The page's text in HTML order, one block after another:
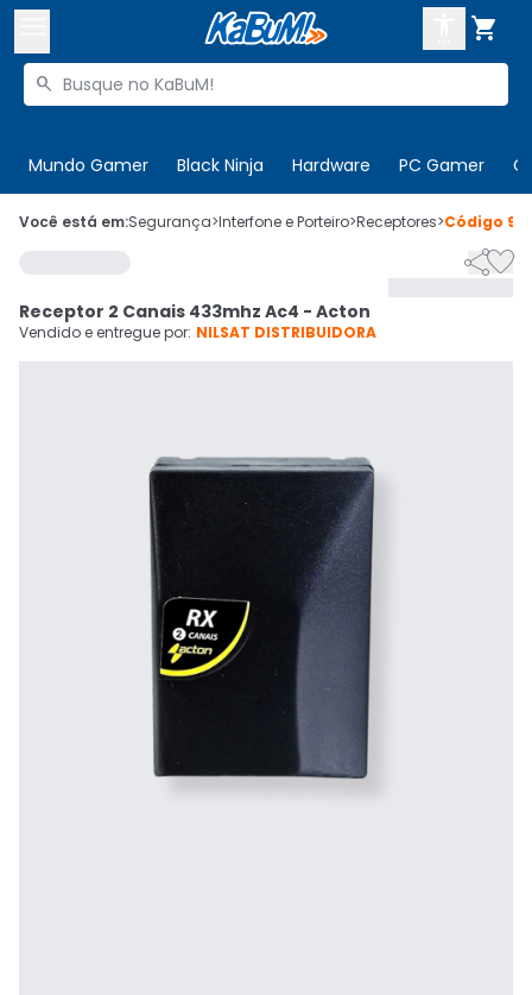

Buscar produtos

Mundo Gamer Black Ninja Hardware PC Gamer
 Olá. Acesse sua conta
Cupons
CADASTRE-SE
Você está em:Segurança>Interfone e Porteiro>Receptores>Código

Receptor 2 Canais 433mhz Ac4 - Acton
Vendido e entregue por: NILSAT DISTRIBUIDORA